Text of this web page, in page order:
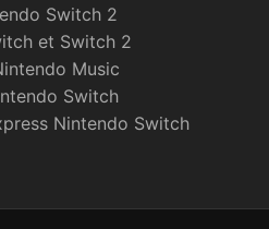
Switch 2
et Switch 2
Music
Switch
Nintendo Switch